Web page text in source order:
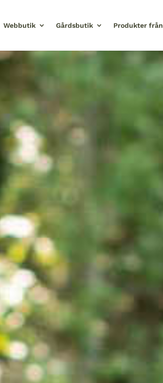
Webbutik Gårdsbutik Produkter